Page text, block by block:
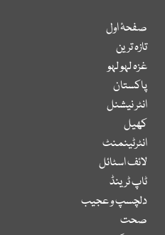
صفحۂ اول
تازہ ترین
غزہ لہو لہو
پاکستان
انٹر نیشنل
کھیل
انٹرٹینمنٹ
لائف اسٹائل
ٹاپ ٹرینڈ
دلچسپ و عجیب
صحت